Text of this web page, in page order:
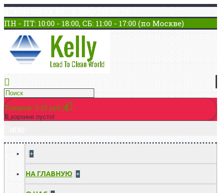
ПН - ПТ: 10:00 - 18:00, СБ: 11:00 - 17:00 (по Москве)
Товаров: 0 (0 руб.)
В корзине пусто!
+
НА ГЛАВНУЮ +